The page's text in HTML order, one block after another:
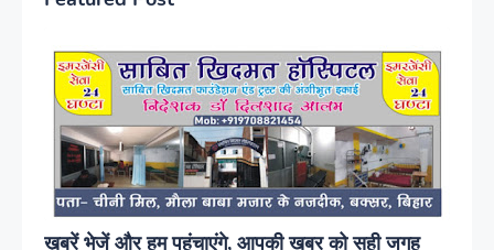
ख़बरें भेजें और हम पहुंचाएंगे, आपकी खबर को सही जगह